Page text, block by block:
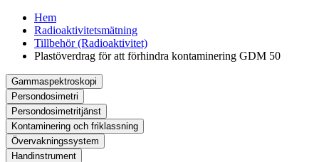
Hem
Radioaktivitetsmätning
Tillbehör (Radioaktivitet)
Plastöverdrag för att förhindra kontaminering GDM 50
Gammaspektroskopi
Persondosimetri
Persondosimetritjänst
Kontaminering och friklassning
Övervakningssystem
Handinstrument